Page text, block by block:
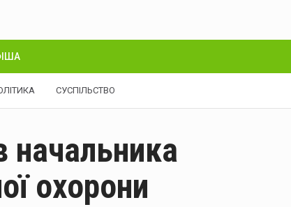
СУСПІЛЬСТВО
начальника
охорони